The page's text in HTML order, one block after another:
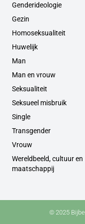
Genderideologie
Gezin
Homoseksualiteit
Huwelijk
Man
Man en vrouw
Seksualiteit
Seksueel misbruik
Single
Transgender
Vrouw
Wereldbeeld, cultuur en
maatschappij
© 2025